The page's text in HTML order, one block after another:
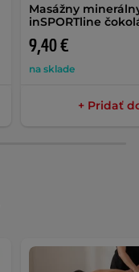
Masážny
inSPORTline
9,40 €
na sklade
+ Pridať